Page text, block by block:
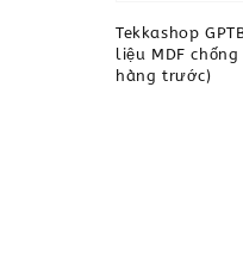
Tekkashop
liệu MDF
hàng trước)